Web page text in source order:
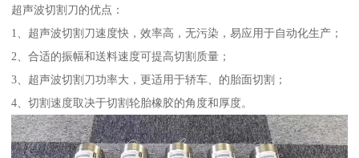
超声波切割刀的优点：
1、超声波切割刀速度快，效率高，无污染，易应用于自动化生产；
2、合适的振幅和送料速度可提高切割质量；
3、超声波切割刀功率大，更适用于轿车、的胎面切割；
4、切割速度取决于切割轮胎橡胶的角度和厚度。